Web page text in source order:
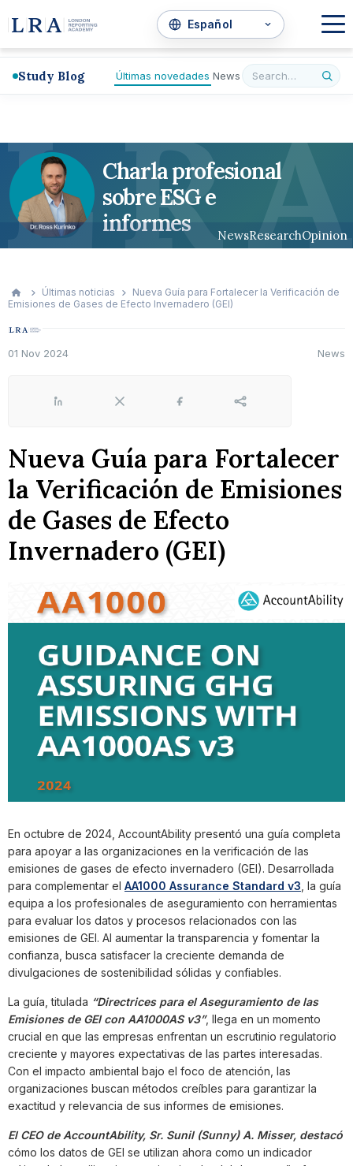
Study Blog Últimas novedades News
Charla profesional
sobre ESG e
informes
NewsResearchOpinion
LRA
Últimas noticias
Nueva Guía para Fortalecer la Verificación de
Emisiones de Gases de Efecto Invernadero (GEI)
01 Nov 2024 News
LinkedIn X Facebook Share
Nueva Guía para Fortalecer
la Verificación de Emisiones
de Gases de Efecto
Invernadero (GEI)
En octubre de 2024, AccountAbility presentó una guía completa
para apoyar a las organizaciones en la verificación de las
emisiones de gases de efecto invernadero (GEI). Desarrollada
para complementar el AA1000 Assurance Standard v3 , la guía
equipa a los profesionales de aseguramiento con herramientas
para evaluar los datos y procesos relacionados con las
emisiones de GEI. Al aumentar la transparencia y fomentar la
confianza, busca satisfacer la creciente demanda de
divulgaciones de sostenibilidad sólidas y confiables.
La guía, titulada “Directrices para el Aseguramiento de las
Emisiones de GEI con AA1000AS v3”, llega en un momento
crucial en que las empresas enfrentan un escrutinio regulatorio
creciente y mayores expectativas de las partes interesadas.
Con el impacto ambiental bajo el foco de atención, las
organizaciones buscan métodos creíbles para garantizar la
exactitud y relevancia de sus informes de emisiones.
El CEO de AccountAbility, Sr. Sunil (Sunny) A. Misser, destacó
cómo los datos de GEI se utilizan ahora como un indicador